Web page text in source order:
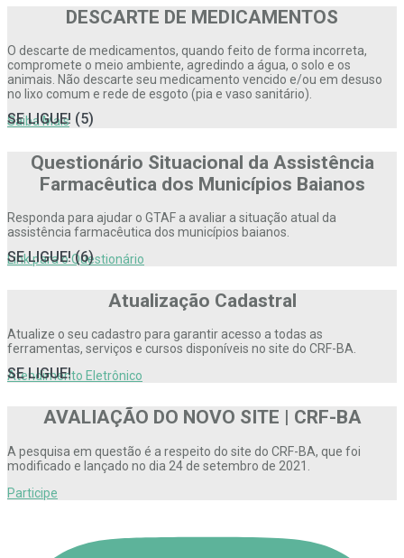
DESCARTE DE MEDICAMENTOS
O descarte de medicamentos, quando feito de forma incorreta,
compromete o meio ambiente, agredindo a água, o solo e os
animais. Não descarte seu medicamento vencido e/ou em desuso
no lixo comum e rede de esgoto (pia e vaso sanitário).
Saiba Mais
SE LIGUE! (5)
Questionário Situacional da Assistência
Farmacêutica dos Municípios Baianos
Responda para ajudar o GTAF a avaliar a situação atual da
assistência farmacêutica dos municípios baianos.
Link para o Questionário
SE LIGUE! (6)
Atualização Cadastral
Atualize o seu cadastro para garantir acesso a todas as
ferramentas, serviços e cursos disponíveis no site do CRF-BA.
Atendimento Eletrônico
SE LIGUE!
AVALIAÇÃO DO NOVO SITE | CRF-BA
A pesquisa em questão é a respeito do site do CRF-BA, que foi
modificado e lançado no dia 24 de setembro de 2021.
Participe